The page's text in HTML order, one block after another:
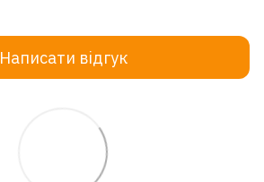
Написати відгук